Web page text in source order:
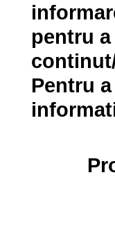
pentru
Pentru